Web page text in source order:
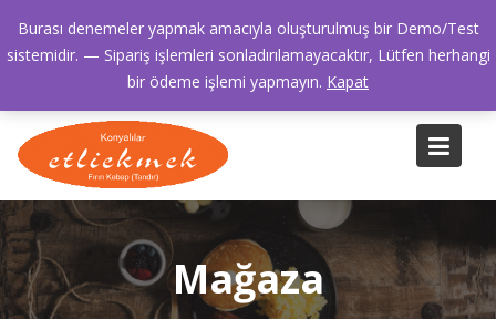
content
bilgi@etliekmek.com.tr
Kazasker Kadıköy
0216 445 42 42
Mağaza
Burası denemeler yapmak amacıyla oluşturulmuş bir Demo/Test
sistemidir. — Sipariş işlemleri sonladırılamayacaktır, Lütfen herhangi
bir ödeme işlemi yapmayın. Kapat